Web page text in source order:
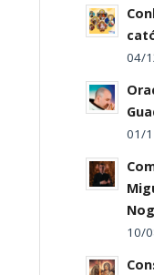
04/
01/
10/